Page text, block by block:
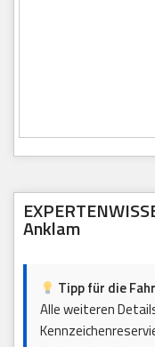
Anklam
Tipp für die
Alle weiteren